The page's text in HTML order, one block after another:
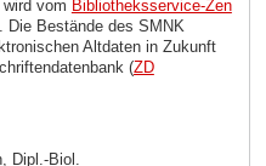
vom Bibliotheksservice-Zen
Die Bestände des SMNK
Altdaten in Zukunft
(ZD
Dipl.-Biol.